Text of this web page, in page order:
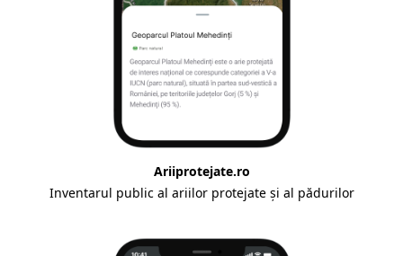
Ariiprotejate.ro
Inventarul public al ariilor protejate și al pădurilor